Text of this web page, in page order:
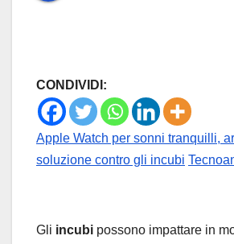
CONDIVIDI:
Apple Watch per sonni tranquilli,
soluzione contro gli incubi
Gli incubi possono impattare in